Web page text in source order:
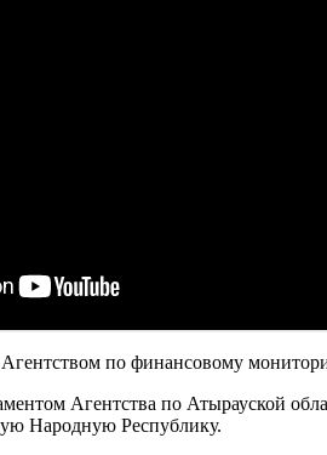
Агентством по финансовому
Агентства по Атырауской
Народную Республику.